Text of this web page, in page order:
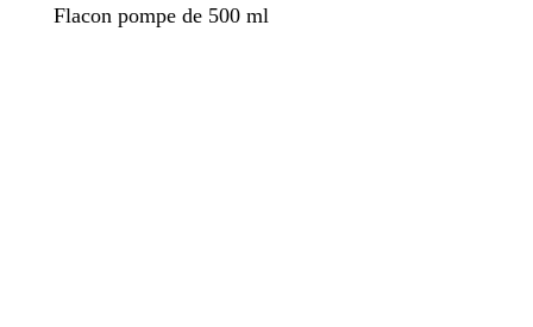
Flacon pompe de 500 ml